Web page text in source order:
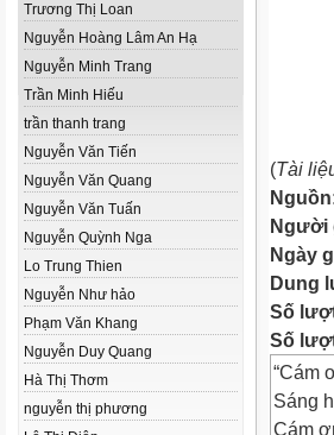
Trương Thị Loan
Nguyễn Hoàng Lâm An Hạ
Nguyễn Minh Trang
Trần Minh Hiếu
trần thanh trang
Nguyễn Văn Tiến
Nguyễn Văn Quang
Nguyễn Văn Tuấn
Nguyễn Quỳnh Nga
Lo Trung Thien
Nguyễn Như hảo
Phạm Văn Khang
Nguyễn Duy Quang
Hà Thị Thơm
nguyễn thị phương
(Tài
Người
Ngày
Dung
Số
Số
“Cám
Sáng
Cám